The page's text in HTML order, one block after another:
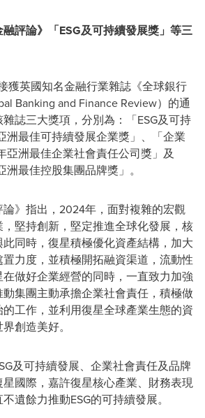
評論》 「ESG及可持續發展獎」 等三
獲英國知名金融行業雜誌《全球銀行
Banking and Finance Review）的通
誌三大獎項，分別為：「ESG及可持
洲最佳可持續發展企業獎」、「企業
亞洲最佳企業社會責任公司獎」及
洲最佳控股集團品牌獎」。
論》指出，2024年，面對複雜的宏觀
堅持創新，堅定推進全球化發展，核
同時，復星積極優化資產結構，加大
力度，並積極開拓融資渠道，流動性
做好企業經營的同時，一直致力加強
集團主動承擔企業社會責任，積極做
工作，並利用復星全球產業生態的資
創造美好。
及可持續發展、企業社會責任及品牌
國際，嘉許復星核心產業、財務表現
遺餘力推動ESG的可持續發展。